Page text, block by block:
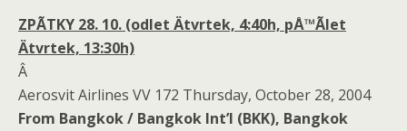
ZPÃTKY 28. 10. (odlet Ätvrtek, 4:40h, pÅ™Ã­let
Ätvrtek, 13:30h)
Â
Aerosvit Airlines VV 172 Thursday, October 28, 2004
From Bangkok / Bangkok Int’l (BKK), Bangkok